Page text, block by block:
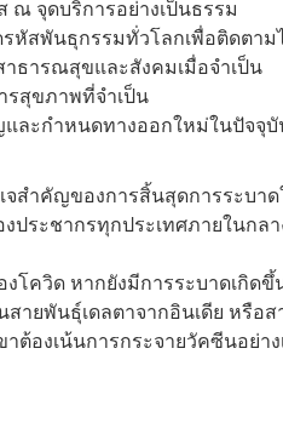
ณ จุดบริการอย่างเป็นธรรม
หัสพันธุกรรมทั่วโลกเพื่อติดตา
ธารณสุขและสังคมเมื่อจำเป็น
รสุขภาพที่จำเป็น
และกำหนดทางออกใหม่ในปัจจุ
จสำคัญของการสิ้นสุดการระบา
ระชากรทุกประเทศภายในกล
โควิด หากยังมีการระบาดเกิ
สายพันธุ์เดลตาจากอินเดีย หรื
ต้องเน้นการกระจายวัคซีนอย่